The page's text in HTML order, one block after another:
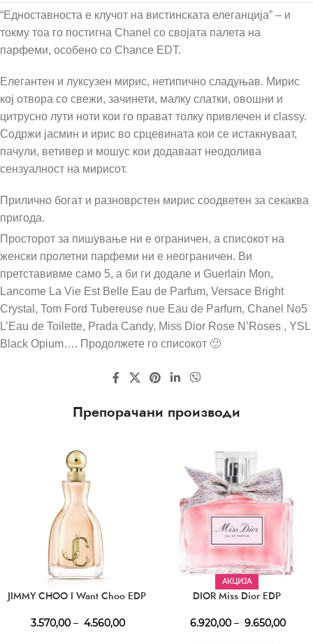
“Едноставноста е клучот на вистинската елеганција” – и
токму тоа го постигна Chanel со својата палета на
парфеми, особено со Chance EDT.
Елегантен и луксузен мирис, нетипично сладуњав. Мирис
кој отвора со свежи, зачинети, малку слатки, овошни и
цитрусно лути ноти кои го прават толку привлечен и classy.
Содржи јасмин и ирис во срцевината кои се истакнуваат,
пачули, ветивер и мошус кои додаваат неодолива
сензуалност на мирисот.
Прилично богат и разноврстен мирис соодветен за секаква
пригода.
Просторот за пишување ни е ограничен, а списокот на
женски пролетни парфеми ни е неограничен. Ви
претставивме само 5, а би ги додале и Guerlain Mon,
Lancome La Vie Est Belle Eau de Parfum, Versace Bright
Crystal, Tom Ford Tubereuse nue Eau de Parfum, Chanel No5
L’Eau de Toilette, Prada Candy, Miss Dior Rose N’Roses , YSL
Black Opium…. Продолжете го списокот 🙂
Препорачани производи
JIMMY CHOO I Want Choo EDP
3.570,00 – 4.560,00
АКЦИЈА
DIOR Miss Dior EDP
6.920,00 – 9.650,00